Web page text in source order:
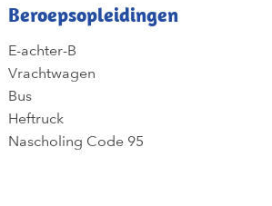
Beroepsopleidingen
E-achter-B
Vrachtwagen
Bus
Heftruck
Nascholing Code 95